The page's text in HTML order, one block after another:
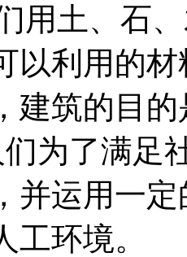
用土、石
以利用的
建筑的目
们为了满足
并运用一
环境。